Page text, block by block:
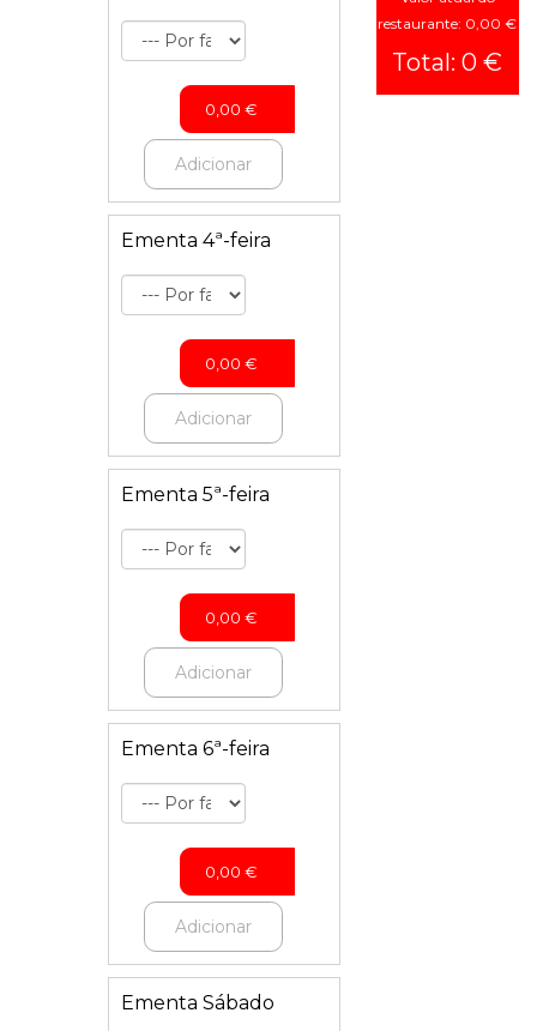
0,00 €
Adicionar
Ementa 4ª-feira
0,00 €
Adicionar
Ementa 5ª-feira
0,00 €
Adicionar
Ementa 6ª-feira
0,00 €
Adicionar
Ementa Sábado
restaurante: 0,00 €
Total: 0 €